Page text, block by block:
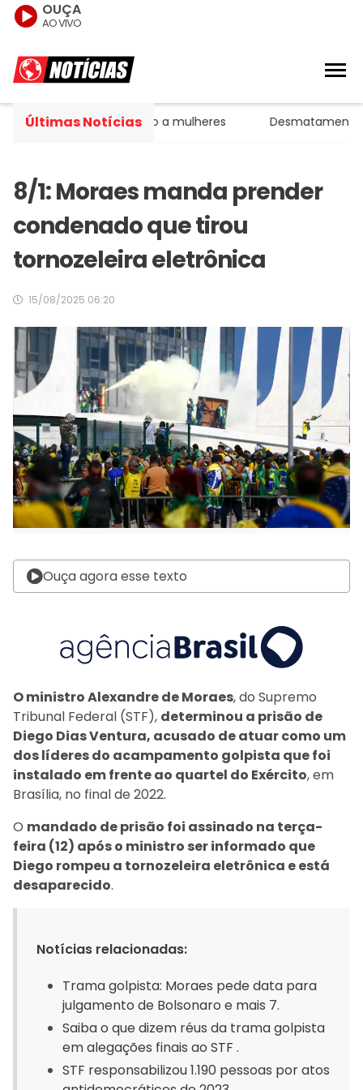
OUÇA
AO VIVO
Últimas Notícias
estágios da agressão a mulheres Desmatamento na
8/1: Moraes manda prender
condenado que tirou
tornozeleira eletrônica
15/08/2025 06:20
Ouça agora esse texto
O ministro Alexandre de Moraes, do Supremo
Tribunal Federal (STF), determinou a prisão de
Diego Dias Ventura, acusado de atuar como um
dos líderes do acampamento golpista que foi
instalado em frente ao quartel do Exército, em
Brasília, no final de 2022.
O mandado de prisão foi assinado na terça-
feira (12) após o ministro ser informado que
Diego rompeu a tornozeleira eletrônica e está
desaparecido.
Notícias relacionadas:
Trama golpista: Moraes pede data para
julgamento de Bolsonaro e mais 7.
Saiba o que dizem réus da trama golpista
em alegações finais ao STF .
STF responsabilizou 1.190 pessoas por atos